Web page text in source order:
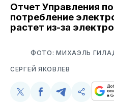
Отчет Управления
потребление
растет из-за
ФОТО: МИХАЭЛЬ
СЕРГЕЙ ЯКОВЛЕВ
Поделиться
Поделиться
Поделиться